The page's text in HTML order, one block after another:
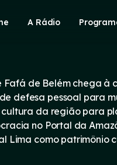
A Rádio
Fafá de Belém chega à
defesa pessoal para
da região para
no Portal da
Lima como patrimônio